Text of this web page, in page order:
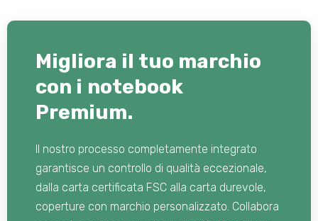
Migliora il tuo marchio
con i notebook
Premium.
Il nostro processo completamente integrato
garantisce un controllo di qualità eccezionale,
dalla carta certificata FSC alla carta durevole,
coperture con marchio personalizzato. Collabora